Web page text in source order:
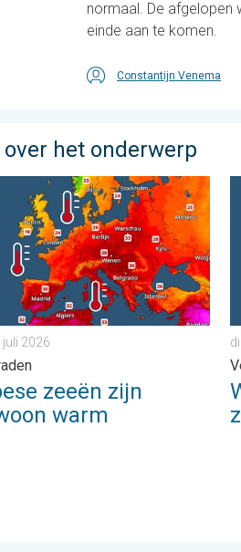
normaal. De afgelopen
einde aan te komen.
Constantijn Venema
over het onderwerp
zeeën zijn ongewoon warm. Tot 30
2026
zeeën zijn
warm